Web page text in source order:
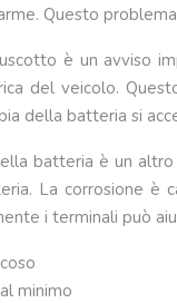
Questo
è un avviso
del veicolo.
della batteria si
batteria è un
La corrosione
i terminali può
minimo